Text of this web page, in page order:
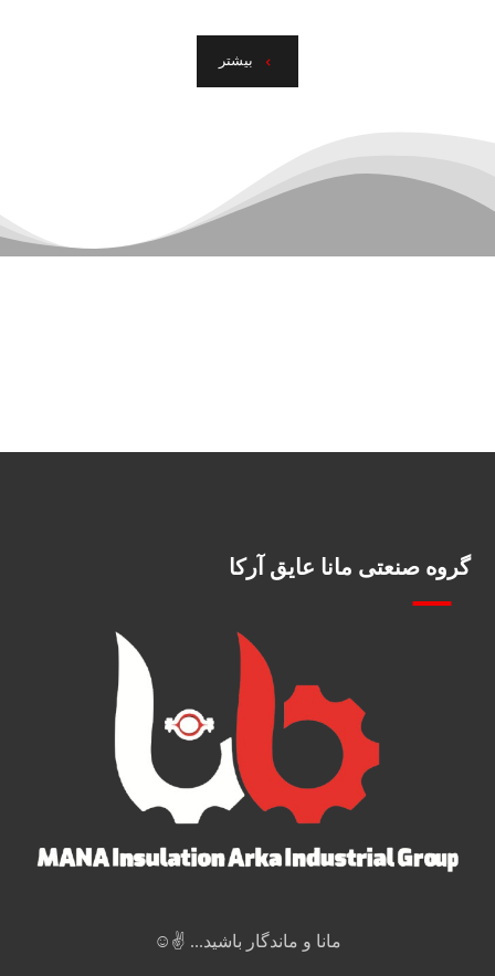
بیشتر
گروه صنعتی مانا عایق آرکا
مانا و ماندگار باشید... ✌️☺️